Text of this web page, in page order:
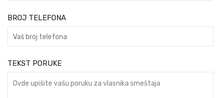
BROJ TELEFONA
TEKST PORUKE